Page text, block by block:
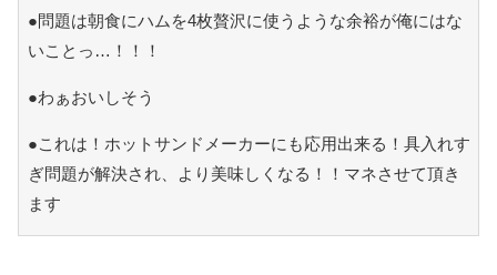
●問題は朝食にハムを4枚贅沢に使うような余裕が俺にはな
いことっ…！！！
●わぁおいしそう
●これは！ホットサンドメーカーにも応用出来る！具入れす
ぎ問題が解決され、より美味しくなる！！マネさせて頂き
ます